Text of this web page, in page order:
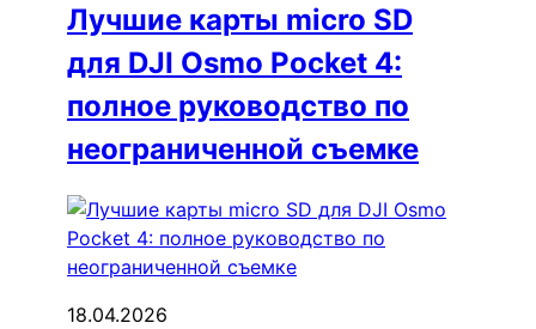
Лучшие карты micro SD
для DJI Osmo Pocket 4:
полное руководство по
неограниченной съемке
18.04.2026